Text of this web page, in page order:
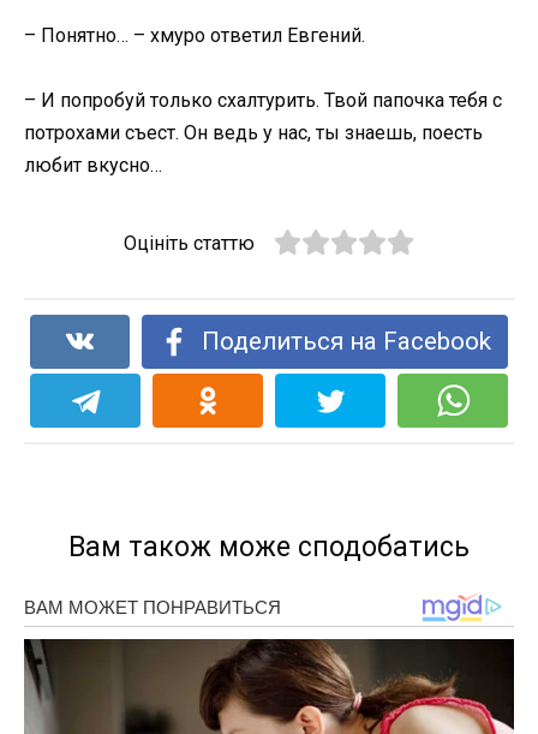
– Понятно… – хмуро ответил Евгений.
– И попробуй только схалтурить. Твой папочка тебя с
потрохами съест. Он ведь у нас, ты знаешь, поесть
любит вкусно…
Оцініть статтю
Поделиться на Facebook
Вам також може сподобатись